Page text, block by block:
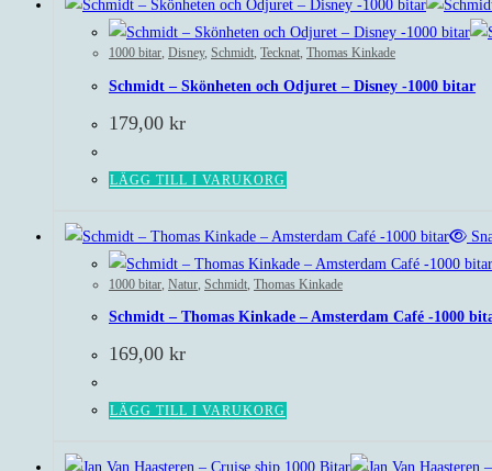
1000 bitar, Disney, Schmidt, Tecknat, Thomas Kinkade
Schmidt – Skönheten och Odjuret – Disney -1000 bitar
179,00 kr
LÄGG TILL I VARUKORG
1000 bitar Natur Schmidt Thomas Kinkade
Schmidt – Thomas Kinkade – Amsterdam Café -1000
169,00 kr
LÄGG TILL I VARUKORG